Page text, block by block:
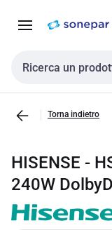
navigazione alla
Cerca input
Torna indietro
HISENSE -
240W